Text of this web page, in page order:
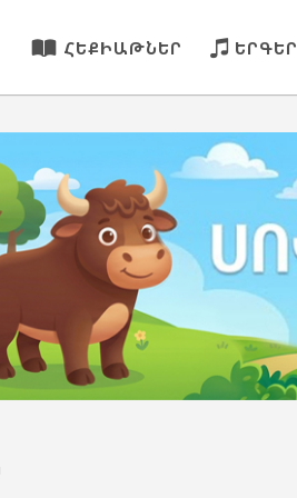
ՀԵՔԻԱԹՆԵՐ ԵՐԳԵՐ